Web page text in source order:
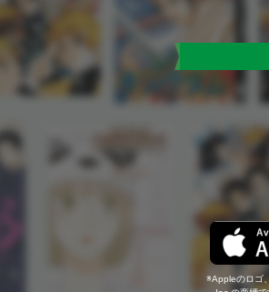
Appleのロゴ